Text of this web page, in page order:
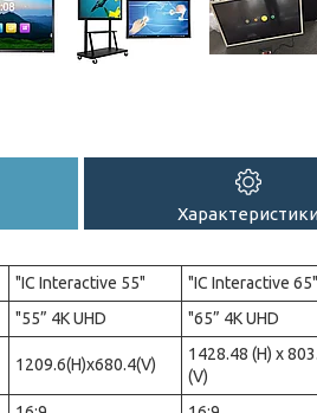
"IC Interactive 55" "IC Interactive 65"
"55” 4K UHD "65” 4K UHD
1209.6(H)x680.4(V)
1428.48 (H) x
(V)